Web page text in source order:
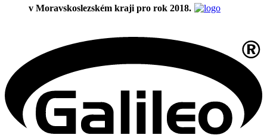
v Moravskoslezském kraji pro rok 2018.